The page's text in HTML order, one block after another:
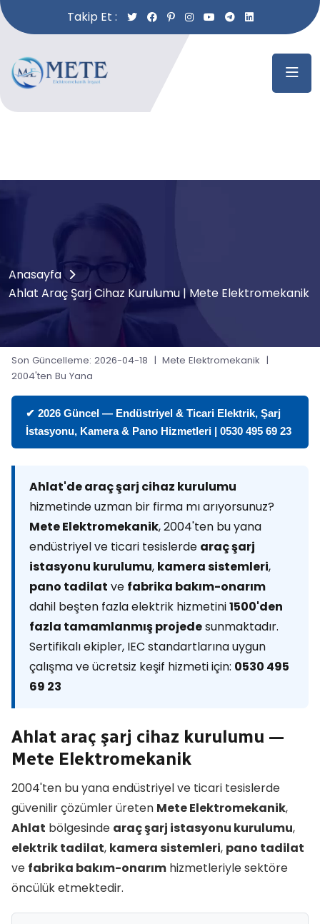
Takip Et :
Anasayfa
Ahlat Araç Şarj Cihaz Kurulumu | Mete Elektromekanik
Son Güncelleme: 2026-04-18 | Mete Elektromekanik |
2004'ten Bu Yana
✔ 2026 Güncel — Endüstriyel & Ticari Elektrik, Şarj
İstasyonu, Kamera & Pano Hizmetleri | 0530 495 69 23
Ahlat'de araç şarj cihaz kurulumu
hizmetinde uzman bir firma mı arıyorsunuz?
Mete Elektromekanik, 2004'ten bu yana
endüstriyel ve ticari tesislerde araç şarj
istasyonu kurulumu, kamera sistemleri,
pano tadilat ve fabrika bakım-onarım
dahil beşten fazla elektrik hizmetini1500'den
fazla tamamlanmış projedesunmaktadır.
Sertifikalı ekipler, IEC standartlarına uygun
çalışma ve ücretsiz keşif hizmeti için: 0530 495
69 23
Ahlat araç şarj cihaz kurulumu —
Mete Elektromekanik
2004'ten bu yana endüstriyel ve ticari tesislerde
güvenilir çözümler üreten Mete Elektromekanik,
Ahlat bölgesinde araç şarj istasyonu kurulumu,
elektrik tadilat, kamera sistemleri, pano tadilat
ve fabrika bakım-onarım hizmetleriyle sektöre
öncülük etmektedir.